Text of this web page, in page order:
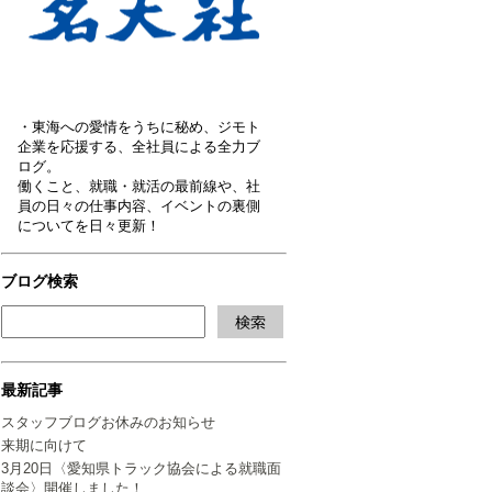
・東海への愛情をうちに秘め、ジモト
企業を応援する、全社員による全力ブ
ログ。
働くこと、就職・就活の最前線や、社
員の日々の仕事内容、イベントの裏側
についてを日々更新！
ブログ検索
最新記事
スタッフブログお休みのお知らせ
来期に向けて
3月20日〈愛知県トラック協会による就職面
談会〉開催しました！